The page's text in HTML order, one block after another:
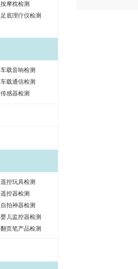
按摩枕检测
足底理疗仪检测
车载音响检测
车载通信检测
传感器检测
遥控玩具检测
遥控器检测
自拍神器检测
婴儿监控器检测
翻页笔产品检测